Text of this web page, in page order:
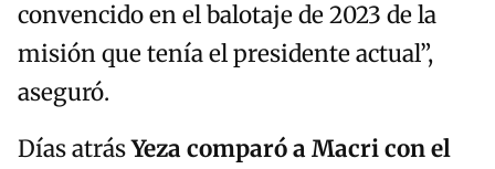
convencido en el balotaje de 2023 de la
misión que tenía el presidente actual”,
aseguró.
Días atrásYeza comparó a Macri con el